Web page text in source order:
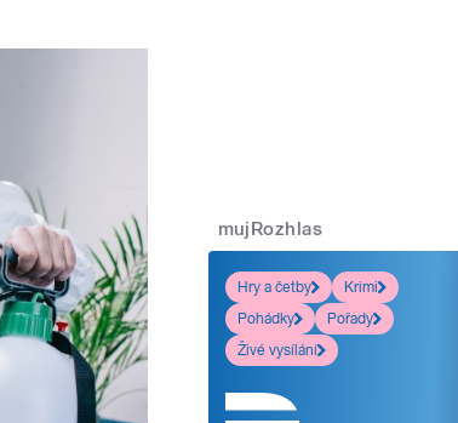
mujRozhlas
Hry a četby
Krimi
Pohádky
Pořady
Živé vysílání